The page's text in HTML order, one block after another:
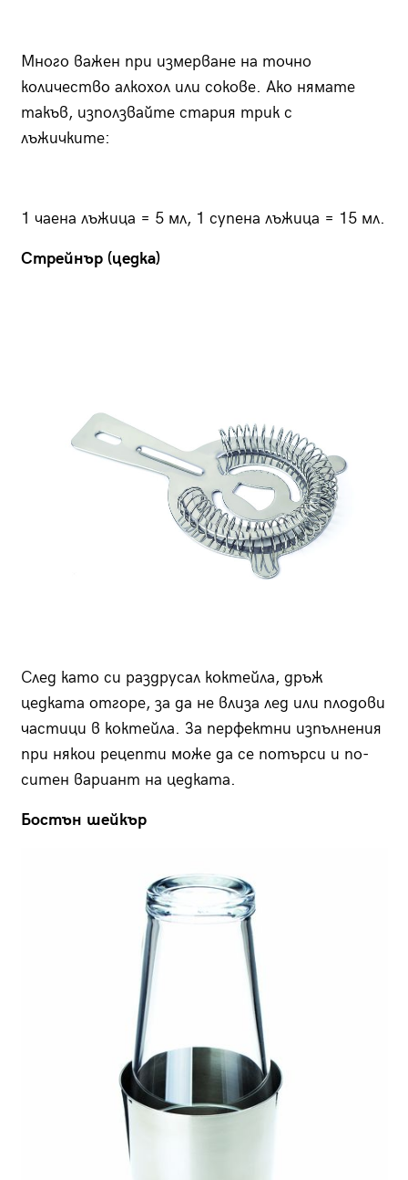
Много важен при измерване на точно
количество алкохол или сокове. Ако нямате
такъв, използвайте стария трик с
лъжичките:
1 чаена лъжица = 5 мл, 1 супена лъжица = 15 мл.
Стрейнър (цедка)
След като си раздрусал коктейла, дръж
цедката отгоре, за да не влиза лед или плодови
частици в коктейла. За перфектни изпълнения
при някои рецепти може да се потърси и по-
ситен вариант на цедката.
Бостън шейкър